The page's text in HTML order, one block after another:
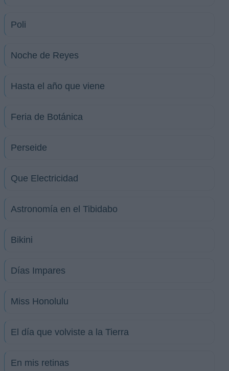
Poli
Noche de Reyes
Hasta el año que viene
Feria de Botánica
Perseide
Que Electricidad
Astronomía en el Tibidabo
Bikini
Días Impares
Miss Honolulu
El día que volviste a la Tierra
En mis retinas